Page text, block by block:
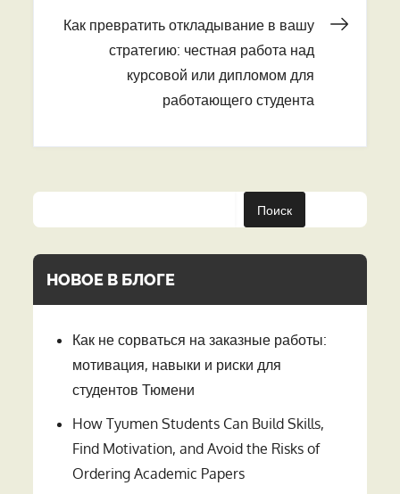
записям
Как превратить откладывание в вашу
стратегию: честная работа над
курсовой или дипломом для
работающего студента
Поиск
НОВОЕ В БЛОГЕ
Как не сорваться на заказные работы:
мотивация, навыки и риски для
студентов Тюмени
How Tyumen Students Can Build Skills,
Find Motivation, and Avoid the Risks of
Ordering Academic Papers